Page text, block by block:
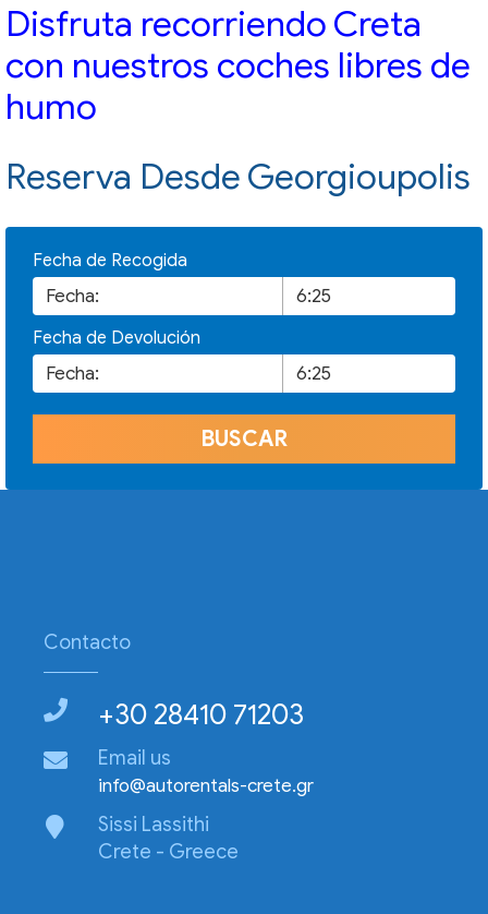
Disfruta recorriendo Creta
con nuestros coches libres de
humo
Reserva Desde Georgioupolis
Fecha de Recogida
Fecha de Devolución
Contacto
+30 28410 71203
Email us
info@autorentals-crete.gr
Sissi Lassithi
Crete - Greece